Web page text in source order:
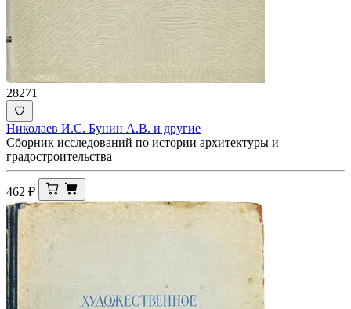
28271
Николаев И.С. Бунин А.В. и другие
Сборник исследований по истории архитектуры и
градостроительства
462 ₽